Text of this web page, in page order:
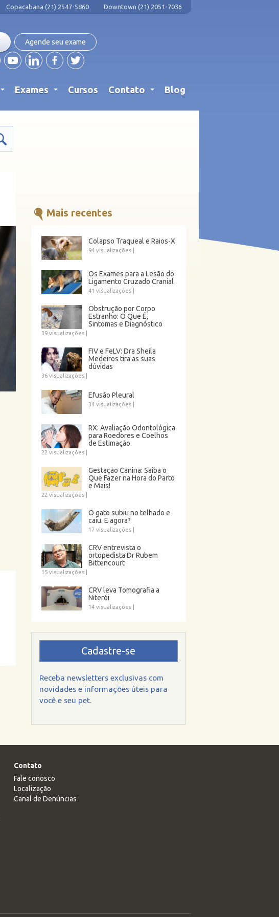
Copacabana (21) 2547-5860 Downtown (21) 2051-7036
Agende seu exame
Exames Cursos Contato Blog
Mais recentes
Colapso Traqueal e Raios-X
94 visualizações|
Os Exames para a Lesão do
Ligamento Cruzado Cranial
41 visualizações|
Obstrução por Corpo
Estranho: O Que É,
Sintomas e Diagnóstico
39 visualizações|
FIV e FeLV: Dra Sheila
Medeiros tira as suas
dúvidas
36 visualizações|
Efusão Pleural
34 visualizações|
RX: Avaliação Odontológica
para Roedores e Coelhos
de Estimação
22 visualizações|
Gestação Canina: Saiba o
Que Fazer na Hora do Parto
e Mais!
22 visualizações|
O gato subiu no telhado e
caiu. E agora?
17 visualizações|
CRV entrevista o
ortopedista Dr Rubem
Bittencourt
15 visualizações|
CRV leva Tomografia a
Niterói
14 visualizações|
Cadastre-se
Receba newsletters exclusivas com
novidades e informações úteis para
você e seu pet.
Contato
Fale conosco
Localização
Canal de Denúncias